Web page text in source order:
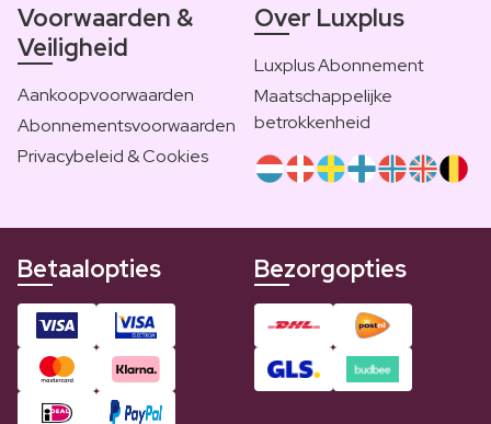
Voorwaarden &
Veiligheid
Aankoopvoorwaarden
Abonnementsvoorwaarden
Privacybeleid & Cookies
Over Luxplus
Luxplus Abonnement
Maatschappelijke
betrokkenheid
Betaalopties Bezorgopties